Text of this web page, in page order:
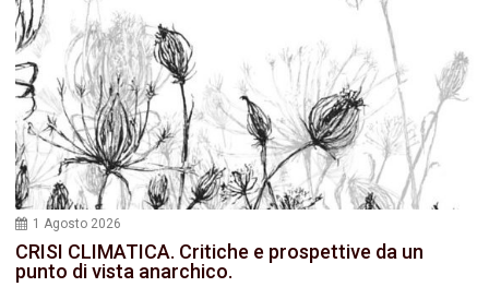
1 Agosto 2026
CRISI CLIMATICA. Critiche e prospettive da un
punto di vista anarchico.